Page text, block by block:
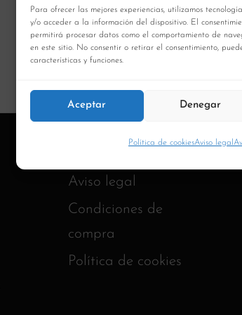
Para ofrecer las mejores experiencias, utilizamos
y/o acceder a la información del dispositivo. El
permitirá procesar datos como el comportamiento de
en este sitio. No consentir o retirar el consentimiento,
características y funciones.
Aceptar Denegar
Política de cookiesAviso legal
Aviso legal
Condiciones de
compra
Política de cookies